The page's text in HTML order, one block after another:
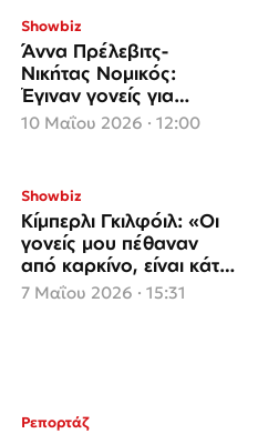
Showbiz
Άννα Πρέλεβιτς-
Νικήτας Νομικός:
Έγιναν γονείς για
πρώτη φορά!
10 Μαΐου 2026 · 12:00
Showbiz
Κίμπερλι Γκιλφόιλ: «Οι
γονείς μου πέθαναν
από καρκίνο, είναι κάτι
για το οποίο νοιάζομαι
7 Μαΐου 2026 · 15:31
Ρεπορτάζ